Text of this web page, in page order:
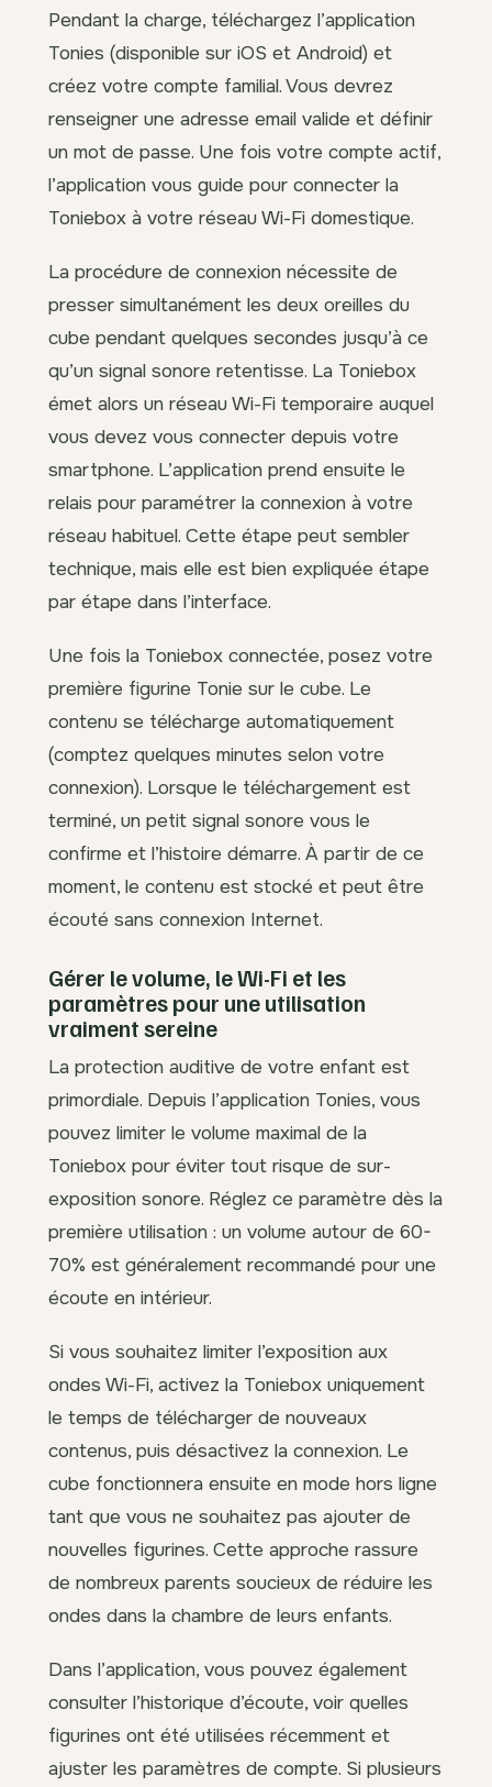
Pendant la charge, téléchargez l’application
Tonies (disponible sur iOS et Android) et
créez votre compte familial. Vous devrez
renseigner une adresse email valide et définir
un mot de passe. Une fois votre compte actif,
l’application vous guide pour connecter la
Toniebox à votre réseau Wi-Fi domestique.
La procédure de connexion nécessite de
presser simultanément les deux oreilles du
cube pendant quelques secondes jusqu’à ce
qu’un signal sonore retentisse. La Toniebox
émet alors un réseau Wi-Fi temporaire auquel
vous devez vous connecter depuis votre
smartphone. L’application prend ensuite le
relais pour paramétrer la connexion à votre
réseau habituel. Cette étape peut sembler
technique, mais elle est bien expliquée étape
par étape dans l’interface.
Une fois la Toniebox connectée, posez votre
première figurine Tonie sur le cube. Le
contenu se télécharge automatiquement
(comptez quelques minutes selon votre
connexion). Lorsque le téléchargement est
terminé, un petit signal sonore vous le
confirme et l’histoire démarre. À partir de ce
moment, le contenu est stocké et peut être
écouté sans connexion Internet.
Gérer le volume, le Wi-Fi et les
paramètres pour une utilisation
vraiment sereine
La protection auditive de votre enfant est
primordiale. Depuis l’application Tonies, vous
pouvez limiter le volume maximal de la
Toniebox pour éviter tout risque de sur-
exposition sonore. Réglez ce paramètre dès la
première utilisation : un volume autour de 60-
70% est généralement recommandé pour une
écoute en intérieur.
Si vous souhaitez limiter l’exposition aux
ondes Wi-Fi, activez la Toniebox uniquement
le temps de télécharger de nouveaux
contenus, puis désactivez la connexion. Le
cube fonctionnera ensuite en mode hors ligne
tant que vous ne souhaitez pas ajouter de
nouvelles figurines. Cette approche rassure
de nombreux parents soucieux de réduire les
ondes dans la chambre de leurs enfants.
Dans l’application, vous pouvez également
consulter l’historique d’écoute, voir quelles
figurines ont été utilisées récemment et
ajuster les paramètres de compte. Si plusieurs